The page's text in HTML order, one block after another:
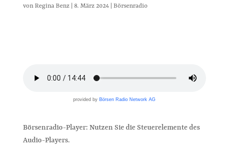
von Regina Benz| 8. März 2024| Börsenradio
provided by Börsen Radio Network AG
Börsenradio-Player: Nutzen Sie die Steuerelemente des
Audio-Players.